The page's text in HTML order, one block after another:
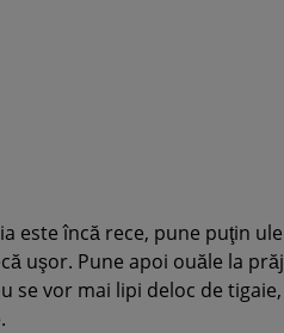
este încă rece, pune puţin
uşor. Pune apoi ouăle la
se vor mai lipi deloc de